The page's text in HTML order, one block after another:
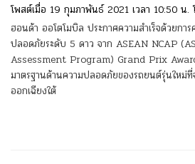
โพสต์เมื่อ 19 กุมภาพันธ์ 2021 เวลา 10:50 น.
ฮอนด้า ออโตโมบิล ประกาศความสำเร็จด้วยกา
ปลอดภัยระดับ 5 ดาว จาก ASEAN NCAP
Assessment Program) Grand Prix
มาตรฐานด้านความปลอดภัยของรถยนต์รุ่นใหม่ที่
ออกเฉียงใต้